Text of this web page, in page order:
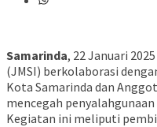
Samarinda, 22 Januari
(JMSI) berkolaborasi
Kota Samarinda dan
mencegah
Kegiatan ini meliputi